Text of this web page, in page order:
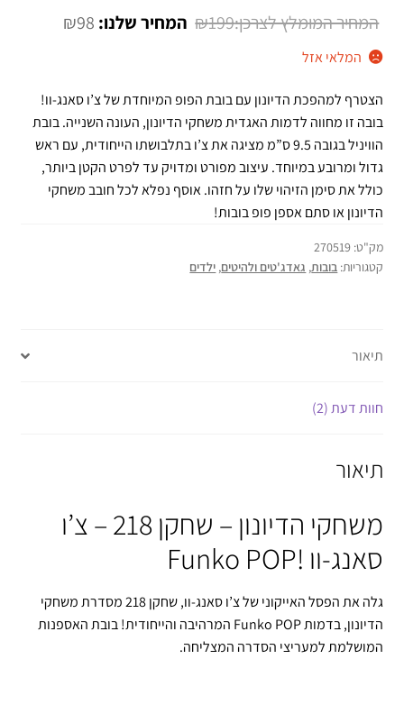
לקוחות
₪199
המחיר
₪199.
₪98 המחיר
₪98.
המלאי אזל
הצטרף למהפכת הדיונון עם בובת הפופ המיוחדת של צ’ו סאנג-וו!
בובה זו מחווה לדמות האגדית משחקי הדיונון, העונה השנייה. בובת
הוויניל בגובה 9.5 ס”מ מציגה את צ’ו בתלבושתו הייחודית, עם ראש
גדול ומרובע במיוחד. עיצוב מפורט ומדויק עד לפרט הקטן ביותר,
כולל את סימן הזיהוי שלו על חזהו. אוסף נפלא לכל חובב משחקי
הדיונון או סתם אספן פופ בובות!
מק"ט: 270519
קטגוריות: בובות, גאדג'טים ולהיטים, ילדים
תיאור
חוות דעת (2)
תיאור
משחקי הדיונון – שחקן 218 – צ’ו
סאנג-וו !Funko POP
גלה את הפסל האייקוני של צ’ו סאנג-וו, שחקן 218 מסדרת משחקי
הדיונון, בדמות Funko POP המרהיבה והייחודית! בובת האספנות
המושלמת למעריצי הסדרה המצליחה.